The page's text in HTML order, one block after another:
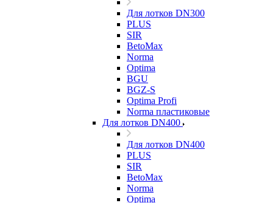
Для лотков DN300
PLUS
SIR
BetoMax
Norma
Optima
BGU
BGZ-S
Optima Profi
Norma пластиковые
Для лотков DN400
Для лотков DN400
PLUS
SIR
BetoMax
Norma
Optima